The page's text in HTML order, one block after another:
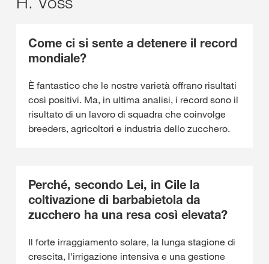
Come ci si sente a detenere il record
mondiale?
È fantastico che le nostre varietà offrano risultati
così positivi. Ma, in ultima analisi, i record sono il
risultato di un lavoro di squadra che coinvolge
breeders, agricoltori e industria dello zucchero.
Perché, secondo Lei, in Cile la
coltivazione di barbabietola da
zucchero ha una resa così elevata?
Il forte irraggiamento solare, la lunga stagione di
crescita, l'irrigazione intensiva e una gestione